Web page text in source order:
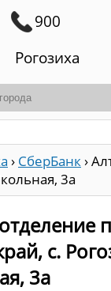
900
Рогозиха
› СберБанк›
3а
с.
3а